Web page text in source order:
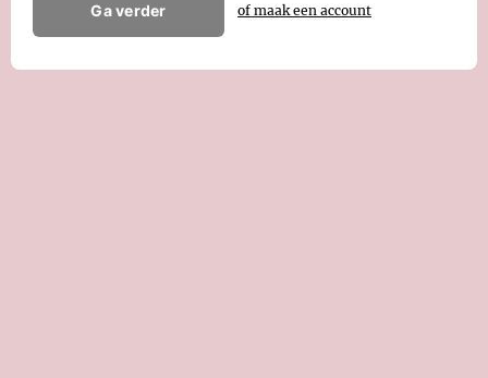
Ga verder of maak een account